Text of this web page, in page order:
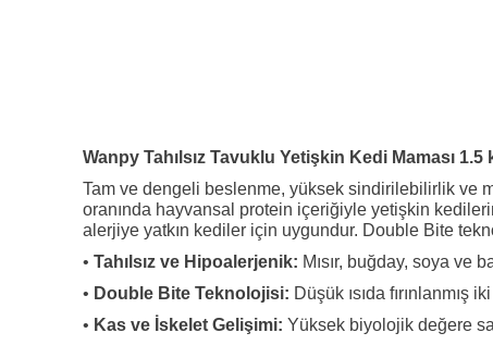
Wanpy Tahılsız Tavuklu Yetişkin Kedi Maması 1.5
Tam ve dengeli beslenme, yüksek sindirilebilirlik ve
oranında hayvansal protein içeriğiyle yetişkin
alerjiye yatkın kediler için uygundur. Double Bite
• Tahılsız ve Hipoalerjenik: Mısır, buğday, soya ve
• Double Bite Teknolojisi: Düşük ısıda fırınlanmış
• Kas ve İskelet Gelişimi: Yüksek biyolojik değere